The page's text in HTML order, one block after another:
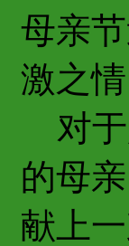
母亲
激之情
对于
的母
献上